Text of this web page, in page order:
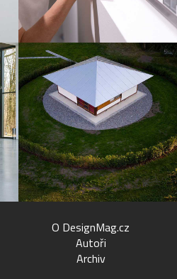
O DesignMag.cz
Autoři
Archiv